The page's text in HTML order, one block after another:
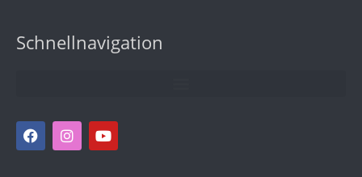
Schnellnavigation